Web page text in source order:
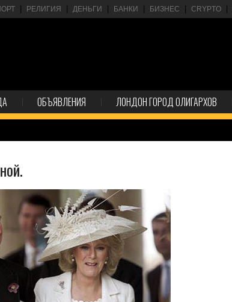
РЕЛИГИЯ ДЕНЬГИ БАНКИ БИЗНЕС CRYPTO
ОБЪЯВЛЕНИЯ ЛОНДОН ГОРОД ОЛИГАРХОВ